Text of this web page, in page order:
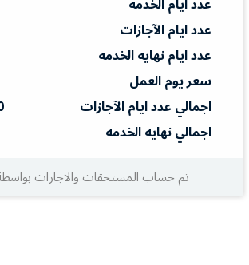
عدد ايام الآجازات
عدد ايام نهايه الخدمه
سعر يوم العمل
اجمالي عدد ايام الآجازات
اجمالي نهايه الخدمه
تم حساب المستحقات والاجارات